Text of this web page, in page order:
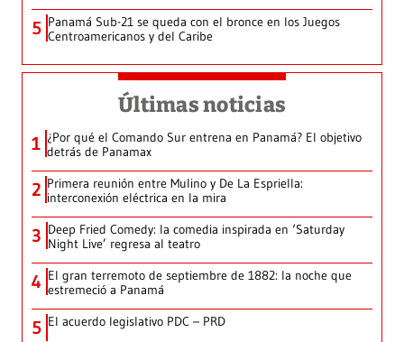
5 Panamá Sub-21 se queda con el bronce en los Juegos
Centroamericanos y del Caribe
Últimas noticias
1 ¿Por qué el Comando Sur entrena en Panamá? El objetivo
detrás de Panamax
2 Primera reunión entre Mulino y De La Espriella:
interconexión eléctrica en la mira
3 Deep Fried Comedy: la comedia inspirada en ‘Saturday
Night Live’ regresa al teatro
4 El gran terremoto de septiembre de 1882: la noche que
estremeció a Panamá
5 El acuerdo legislativo PDC – PRD